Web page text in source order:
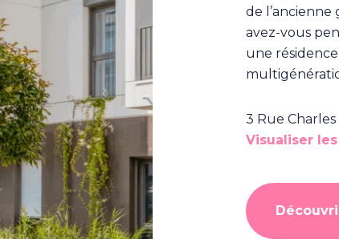
de
avez-vous
une résidence
3 Rue
Visualiser